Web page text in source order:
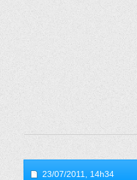
23/07/2011, 14h34